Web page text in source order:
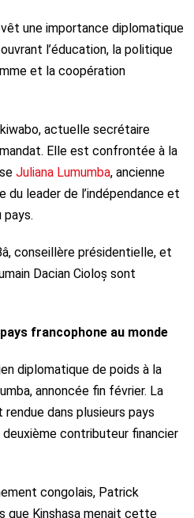
une importance diplomatique
l’éducation, la politique
et la coopération
actuelle secrétaire
Elle est confrontée à la
Juliana Lumumba, ancienne
leader de l’indépendance et
pays.
conseillère présidentielle, et
Dacian Cioloș sont
francophone au monde
diplomatique de poids à la
annoncée fin février. La
dans plusieurs pays
deuxième contributeur financier
congolais, Patrick
que Kinshasa menait cette